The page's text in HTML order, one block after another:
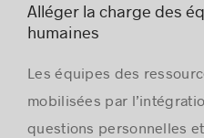
Alléger la charge des
humaines
Les équipes des
mobilisées par
questions personnelles